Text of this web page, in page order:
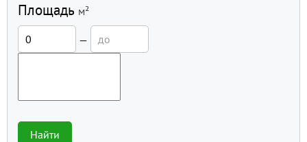
Площадь м²
—
Найти